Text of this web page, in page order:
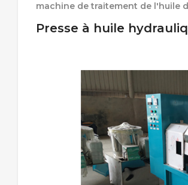
machine de traitement de l'huile
Presse à huile